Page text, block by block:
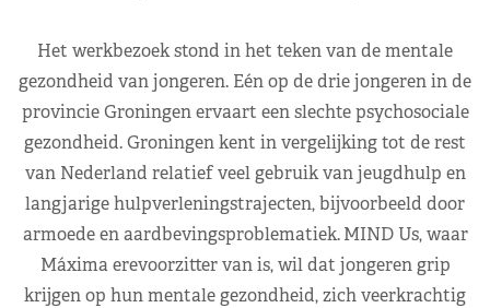
Het werkbezoek stond in het teken van de mentale
gezondheid van jongeren. Eén op de drie jongeren in de
provincie Groningen ervaart een slechte psychosociale
gezondheid. Groningen kent in vergelijking tot de rest
van Nederland relatief veel gebruik van jeugdhulp en
langjarige hulpverleningstrajecten, bijvoorbeeld door
armoede en aardbevingsproblematiek. MIND Us, waar
Máxima erevoorzitter van is, wil dat jongeren grip
krijgen op hun mentale gezondheid, zich veerkrachtig